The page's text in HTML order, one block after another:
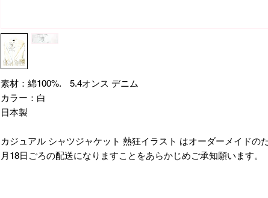
素材：綿100%. 5.4オンス デニム
カラー：白
日本製
カジュアル シャツジャケット 熱狂イラスト はオーダーメイドの
月18日ごろの配送になりますことをあらかじめご承知願います。